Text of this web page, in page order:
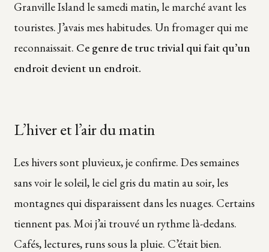
Granville Island le samedi matin, le marché avant les
touristes. J’avais mes habitudes. Un fromager qui me
reconnaissait. Ce genre de truc trivial qui fait qu’un
endroit devient un endroit.
L’hiver et l’air du matin
Les hivers sont pluvieux, je confirme. Des semaines
sans voir le soleil, le ciel gris du matin au soir, les
montagnes qui disparaissent dans les nuages. Certains
tiennent pas. Moi j’ai trouvé un rythme là-dedans.
Cafés, lectures, runs sous la pluie. C’était bien.